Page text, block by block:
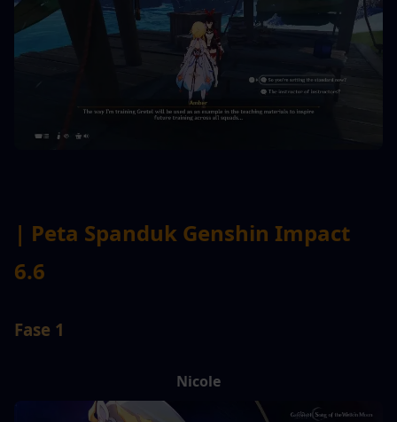
| Peta Spanduk Genshin Impact
6.6
Fase 1
Nicole